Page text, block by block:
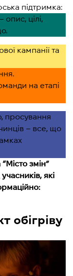
підтримка:
цілі,
кампанії та
на етапі
просування
– все, що
змін”
які
обігріву